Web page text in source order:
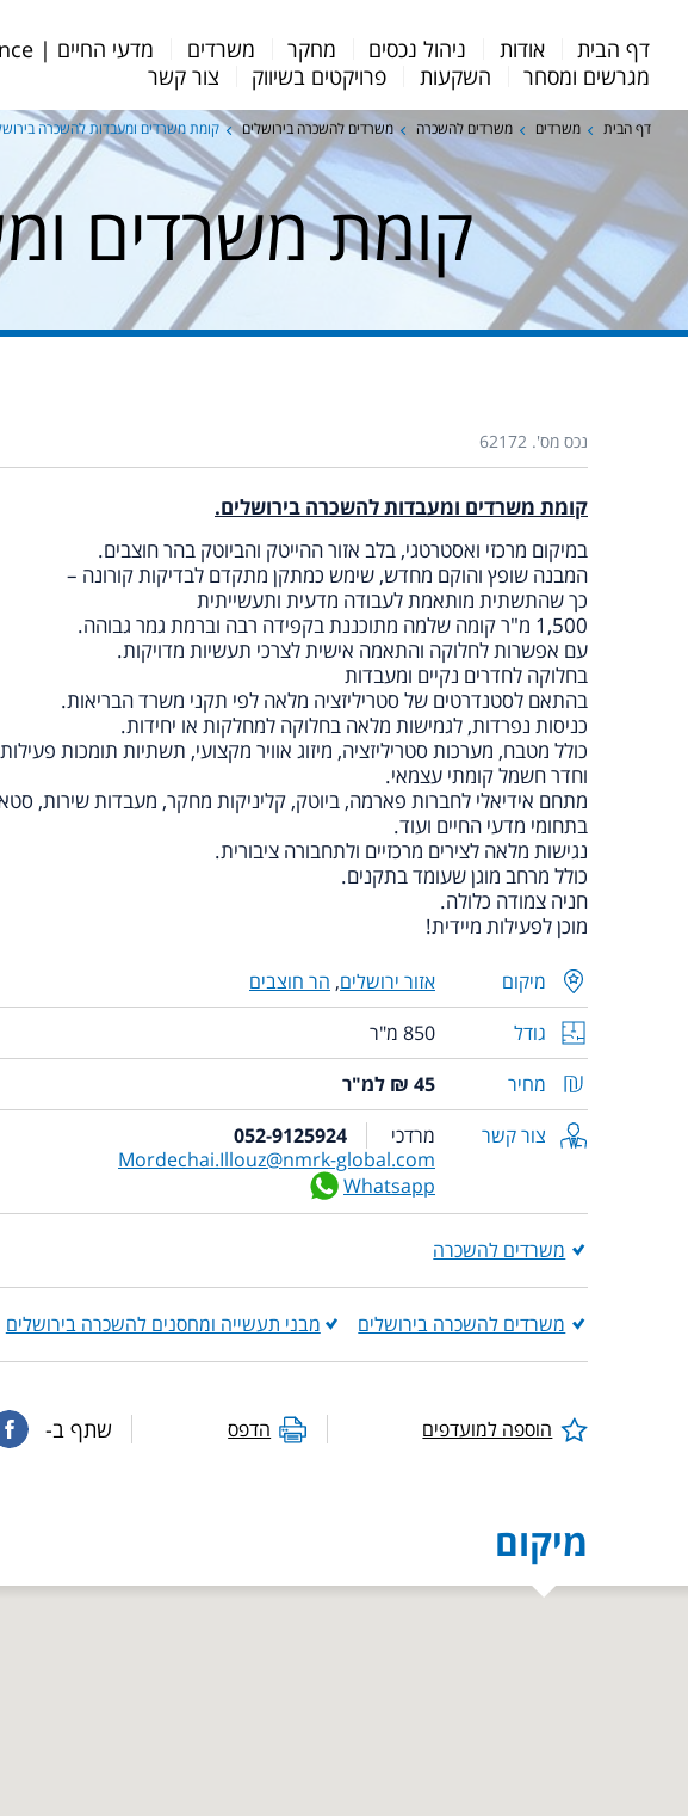
Menu
Bar
דף הבית אודות ניהול נכסים מחקר משרדים מדעי החיים | Life Science
מגרשים ומסחר
השקעות פרויקטים בשיווק צור קשר
דף הבית משרדים משרדים להשכרה משרדים להשכרה בירושלים קומת משרדים ומעבדות להשכרה
קומת משרדים
נכס מס'. 62172
קומת משרדים ומעבדות להשכרה בירושלים.
במיקום מרכזי ואסטרטגי, בלב אזור ההייטק והביוטק בהר חוצבים.
המבנה שופץ והוקם מחדש, שימש כמתקן מתקדם לבדיקות קורונה –
כך שהתשתית מותאמת לעבודה מדעית ותעשייתית
1,500 מ"ר קומה שלמה מתוכננת בקפידה רבה וברמת גמר גבוהה.
עם אפשרות לחלוקה והתאמה אישית לצרכי תעשיות מדויקות.
בחלוקה לחדרים נקיים ומעבדות
בהתאם לסטנדרטים של סטריליזציה מלאה לפי תקני משרד הבריאות.
כניסות נפרדות, לגמישות מלאה בחלוקה למחלקות או יחידות.
כולל מטבח, מערכות סטריליזציה, מיזוג אוויר מקצועי, תשתיות תומכות
וחדר חשמל קומתי עצמאי.
מתחם אידיאלי לחברות פארמה, ביוטק, קליניקות מחקר, מעבדות שירות,
בתחומי מדעי החיים ועוד.
נגישות מלאה לצירים מרכזיים ולתחבורה ציבורית.
כולל מרחב מוגן שעומד בתקנים.
חניה צמודה כלולה.
מוכן לפעילות מיידית!
מיקום אזור ירושלים, הר חוצבים
גודל
850 מ"ר
מחיר
45 ₪ למ"ר
צור קשר
מרדכי
052-9125924
Mordechai.Illouz@nmrk-global.com
Whatsapp
משרדים להשכרה
משרדים להשכרה בירושלים מבני תעשייה ומחסנים להשכרה בירושלים
הוספה למועדפים הדפס שתף ב-
מיקום